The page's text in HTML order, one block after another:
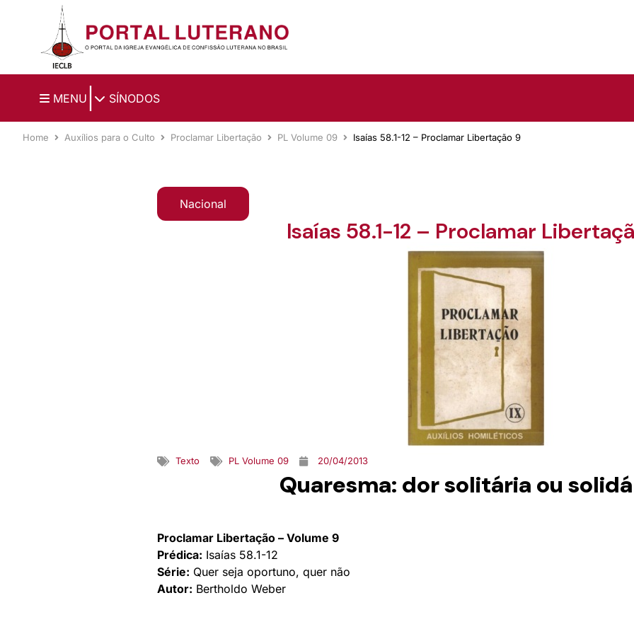
Ir para o conteúdo principal
MENU SÍNODOS
Home Auxílios para o Culto Proclamar Libertação PL Volume 09 Isaías 58.1-12 – Proclamar Libertação 9
Nacional
Isaías 58.1-12 – Proclamar
Texto PL Volume 09 20/04/2013
Quaresma: dor solitária ou
Proclamar Libertação – Volume 9
Prédica: Isaías 58.1-12
Série: Quer seja oportuno, quer não
Autor: Bertholdo Weber